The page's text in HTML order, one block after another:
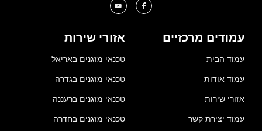
עמודים מרכזיים
עמוד הבית
עמוד אודות
אזורי שירות
עמוד יצירת קשר
אזורי שירות
טכנאי מזגנים באריאל
טכנאי מזגנים בגדרה
טכנאי מזגנים ברעננה
טכנאי מזגנים בחדרה